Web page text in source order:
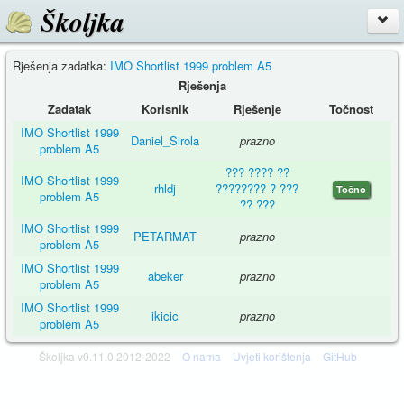
Školjka
Rješenja zadatka: IMO Shortlist 1999 problem A5
Rješenja
Zadatak
Korisnik Rješenje
Točnost
IMO Shortlist 1999
problem A5
Daniel_Sirola prazno
IMO Shortlist 1999
problem A5
rhldj
??? ???? ??
???????? ? ???
?? ???
Točno
IMO Shortlist 1999
problem A5
PETARMAT
prazno
IMO Shortlist 1999
problem A5
abeker
prazno
IMO Shortlist 1999
problem A5
ikicic prazno
Školjka v0.11.0 2012-2022 O nama Uvjeti korištenja GitHub